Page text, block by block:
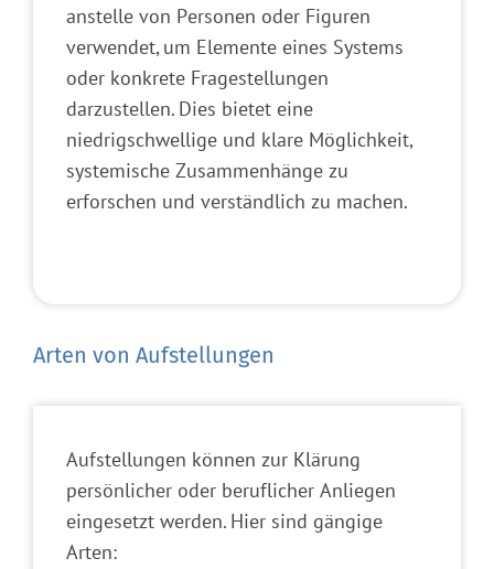
anstelle von Personen oder Figuren
verwendet, um Elemente eines Systems
oder konkrete Fragestellungen
darzustellen. Dies bietet eine
niedrigschwellige und klare Möglichkeit,
systemische Zusammenhänge zu
erforschen und verständlich zu machen.
Arten von Aufstellungen
Aufstellungen können zur Klärung
persönlicher oder beruflicher Anliegen
eingesetzt werden. Hier sind gängige
Arten: